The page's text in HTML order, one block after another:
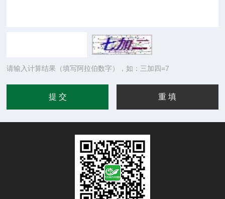
请输入计算结果（填写阿拉伯数字），如：三加四=7